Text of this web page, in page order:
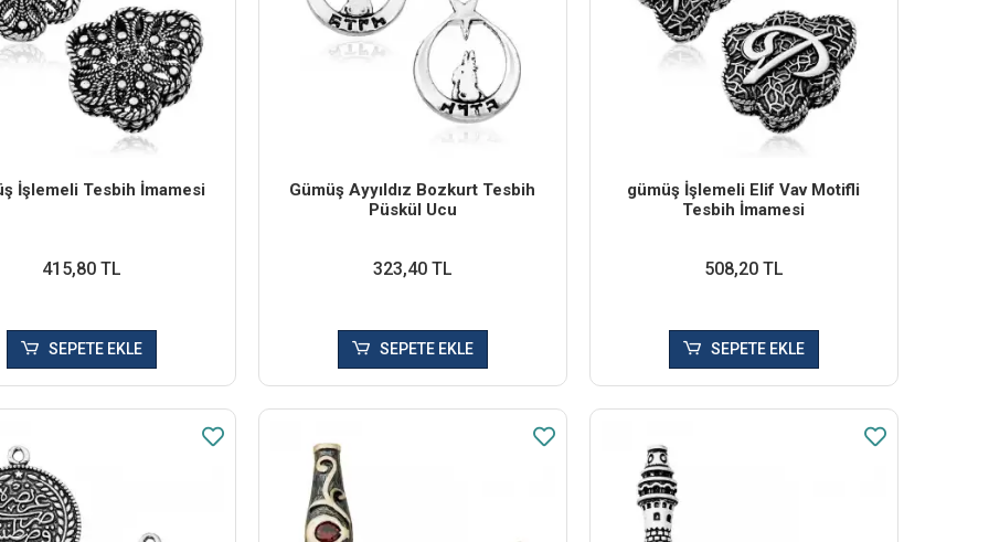
İşlemeli Tesbih İmamesi
415,80 TL
SEPETE EKLE
Gümüş Ayyıldız Bozkurt Tesbih
Püskül Ucu
323,40 TL
SEPETE EKLE
​gümüş İşlemeli Elif Vav Motifli
Tesbih İmamesi
508,20 TL
SEPETE EKLE